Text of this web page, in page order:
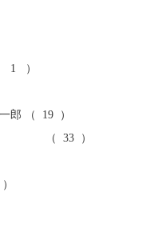
1 ）
郎 （ 19 ）
報告 （ 33 ）